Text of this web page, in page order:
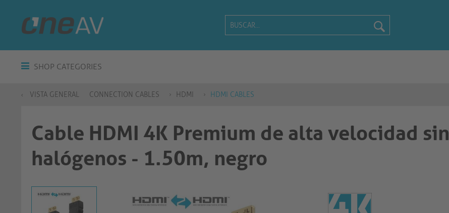
SHOP CATEGORIES
VISTA GENERAL CONNECTION CABLES HDMI HDMI CABLES
Cable HDMI 4K Premium de alta velocidad sin
halógenos - 1.50m, negro